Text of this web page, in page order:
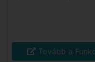
Tovább a